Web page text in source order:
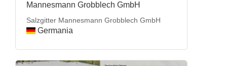
Mannesmann Grobblech GmbH
Salzgitter Mannesmann Grobblech GmbH
Germania